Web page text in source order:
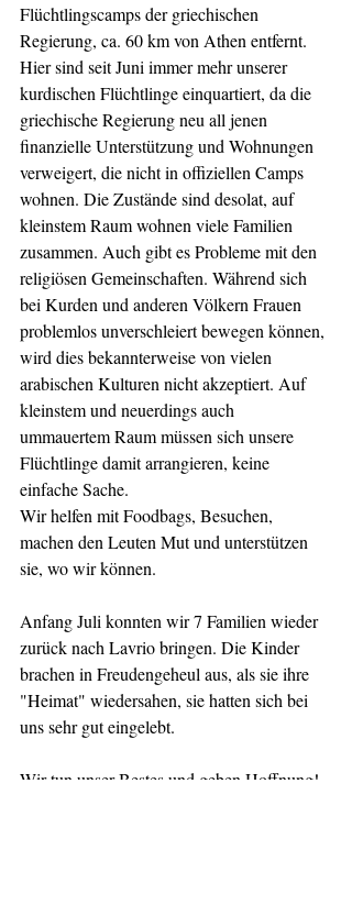
Flüchtlingscamps der griechischen
Regierung, ca. 60 km von Athen entfernt.
Hier sind seit Juni immer mehr unserer
kurdischen Flüchtlinge einquartiert, da die
griechische Regierung neu all jenen
finanzielle Unterstützung und Wohnungen
verweigert, die nicht in offiziellen Camps
wohnen. Die Zustände sind desolat, auf
kleinstem Raum wohnen viele Familien
zusammen. Auch gibt es Probleme mit den
religiösen Gemeinschaften. Während sich
bei Kurden und anderen Völkern Frauen
problemlos unverschleiert bewegen können,
wird dies bekannterweise von vielen
arabischen Kulturen nicht akzeptiert. Auf
kleinstem und neuerdings auch
ummauertem Raum müssen sich unsere
Flüchtlinge damit arrangieren, keine
einfache Sache.
Wir helfen mit Foodbags, Besuchen,
machen den Leuten Mut und unterstützen
sie, wo wir können.
Anfang Juli konnten wir 7 Familien wieder
zurück nach Lavrio bringen. Die Kinder
brachen in Freudengeheul aus, als sie ihre
"Heimat" wiedersahen, sie hatten sich bei
uns sehr gut eingelebt.
Wir tun unser Bestes und geben Hoffnung!